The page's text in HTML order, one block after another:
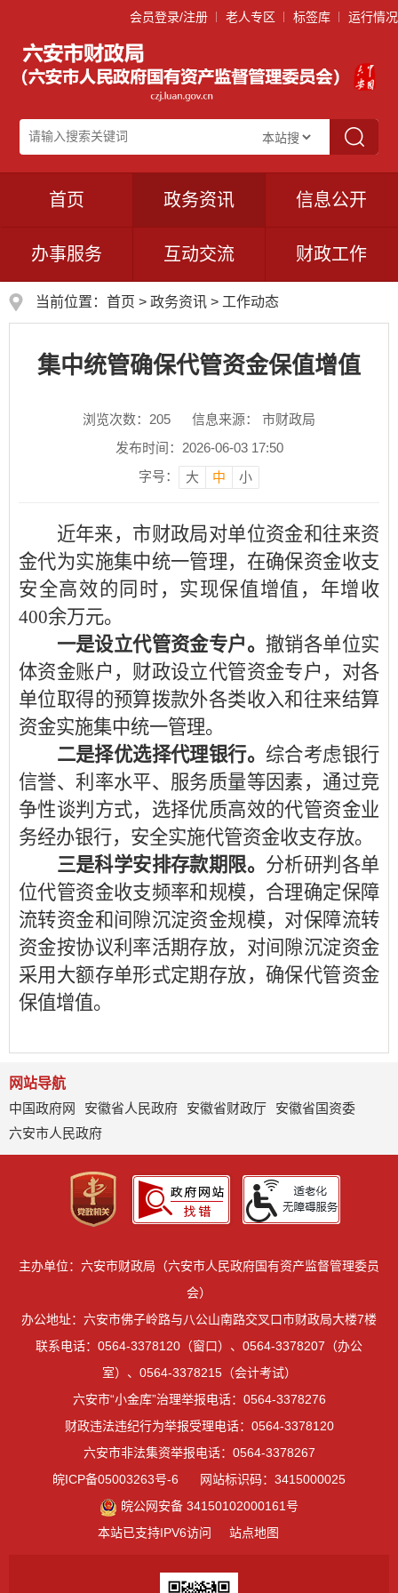
会员登录/注册 老人专区 标签库 运行情况
首页 政务资讯 信息公开
办事服务 互动交流 财政工作
当前位置： 首页 > 政务资讯 > 工作动态
集中统管确保代管资金保值增值
浏览次数： 205
信息来源： 市财政局
发布时间：2026-06-03 17:50
字号：
大 中 小
近年来，市财政局对单位资金和往来资
金代为实施集中统一管理，在确保资金收支
安全高效的同时，实现保值增值，年增收
400余万元。
一是设立代管资金专户。 撤销各单位实
体资金账户，财政设立代管资金专户，对各
单位取得的预算拨款外各类收入和往来结算
资金实施集中统一管理。
二是择优选择代理银行。 综合考虑银行
信誉、利率水平、服务质量等因素，通过竞
争性谈判方式，选择优质高效的代管资金业
务经办银行，安全实施代管资金收支存放。
三是科学安排存款期限。 分析研判各单
位代管资金收支频率和规模，合理确定保障
流转资金和间隙沉淀资金规模，对保障流转
资金按协议利率活期存放，对间隙沉淀资金
采用大额存单形式定期存放，确保代管资金
保值增值。
网站导航
中国政府网
安徽省人民政府 安徽省财政厅
安徽省国资委
六安市人民政府
主办单位：六安市财政局（六安市人民政府国有资产监督管理委员
会）
办公地址：六安市佛子岭路与八公山南路交叉口市财政局大楼7楼
联系电话：0564-3378120（窗口）、0564-3378207（办公
室）、0564-3378215（会计考试）
六安市“小金库”治理举报电话：0564-3378276
财政违法违纪行为举报受理电话：0564-3378120
六安市非法集资举报电话：0564-3378267
皖ICP备05003263号-6
网站标识码：3415000025
皖公网安备 34150102000161号
本站已支持IPV6访问
站点地图